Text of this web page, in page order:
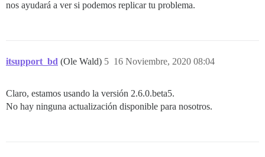
nos ayudará a ver si podemos replicar tu problema.
itsupport_bd (Ole Wald) 16 Noviembre, 2020 08:04
5
Claro, estamos usando la versión 2.6.0.beta5.
No hay ninguna actualización disponible para nosotros.